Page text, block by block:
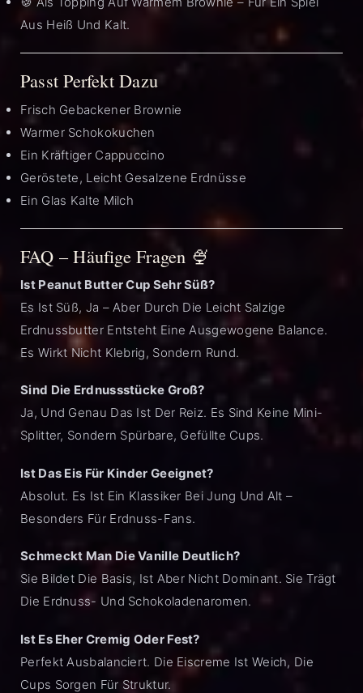
Aus Heiß Und Kalt.
Passt Perfekt Dazu
Frisch Gebackener Brownie
Warmer Schokokuchen
Ein Kräftiger Cappuccino
Geröstete, Leicht Gesalzene Erdnüsse
Ein Glas Kalte Milch
FAQ – Häufige Fragen 🍨
Ist Peanut Butter Cup Sehr Süß?
Es Ist Süß, Ja – Aber Durch Die Leicht Salzige
Erdnussbutter Entsteht Eine Ausgewogene Balance.
Es Wirkt Nicht Klebrig, Sondern Rund.
Sind Die Erdnussstücke Groß?
Ja, Und Genau Das Ist Der Reiz. Es Sind Keine Mini-
Splitter, Sondern Spürbare, Gefüllte Cups.
Ist Das Eis Für Kinder Geeignet?
Absolut. Es Ist Ein Klassiker Bei Jung Und Alt –
Besonders Für Erdnuss-Fans.
Schmeckt Man Die Vanille Deutlich?
Sie Bildet Die Basis, Ist Aber Nicht Dominant. Sie Trägt
Die Erdnuss- Und Schokoladenaromen.
Ist Es Eher Cremig Oder Fest?
Perfekt Ausbalanciert. Die Eiscreme Ist Weich, Die
Cups Sorgen Für Struktur.